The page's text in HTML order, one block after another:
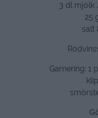
3 dl mjölk
25
salt
Garnering: 1